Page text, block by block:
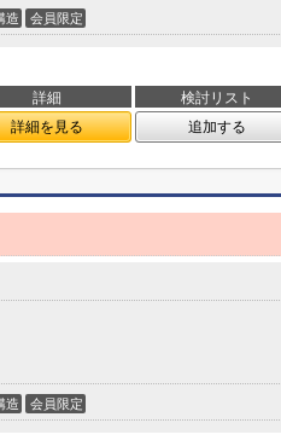
造 会員限定
詳細 検討リスト
詳細を見る 追加する
造 会員限定